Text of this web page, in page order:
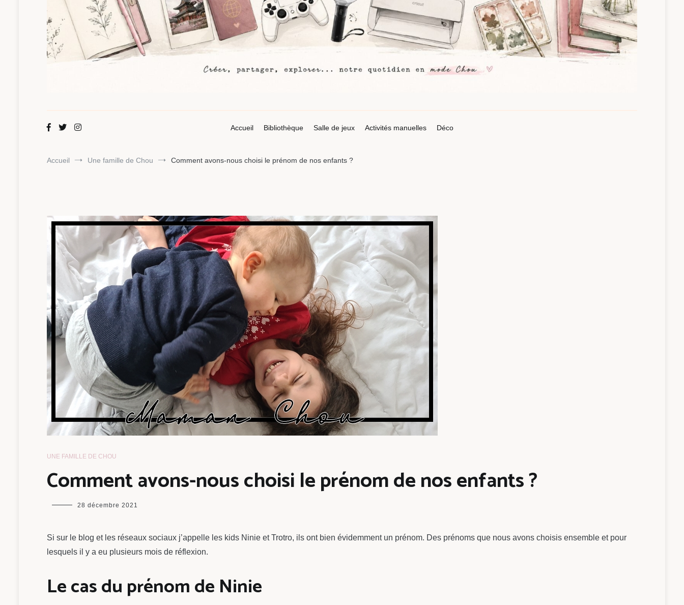
Maman Chou
Accueil
Bibliothèque Salle de jeux Activités manuelles Déco
Accueil Une famille de Chou Comment avons-nous choisi le prénom de nos enfants ?
UNE FAMILLE DE CHOU
Comment avons-nous choisi le prénom de nos enfants ?
maman
28 décembre 2021
Si sur le blog et les réseaux sociaux j’appelle les kids Ninie et Trotro, ils ont bien évidemment un prénom. Des prénoms que nous avons choisis ensemble et pour
lesquels il y a eu plusieurs mois de réflexion.
Le cas du prénom de Ninie